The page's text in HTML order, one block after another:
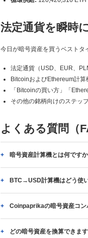
法定通貨を瞬時
今日が暗号資産を買うベストタ
法定通貨（USD、EUR、
BitcoinおよびEthereum計算
「Bitcoinの買い方」「
その他の銘柄向けのステッ
よくある質問（
暗号資産計算機とは何です
BTC→USD計算機はどう使
Coinpaprikaの暗号資産コン
どの暗号資産を換算できま